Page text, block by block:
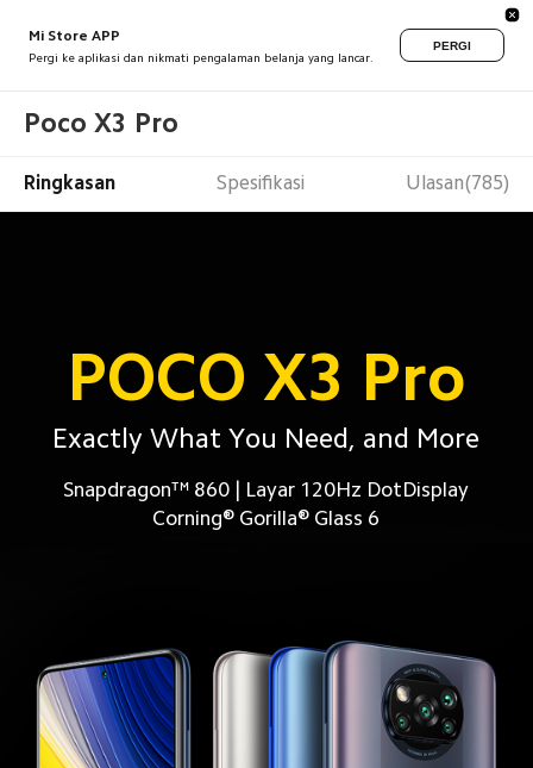
Mi Store APP
Pergi ke aplikasi dan nikmati pengalaman belanja yang lancar.
PERGI
Poco X3 Pro
Ringkasan Spesifikasi Ulasan(785)
POCO X3 Pro
Exactly What You Need, and More
Snapdragon™ 860 | Layar 120Hz DotDisplay
Corning® Gorilla® Glass 6